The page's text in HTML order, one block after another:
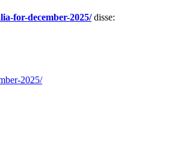
for-december-2025/ disse:
2025/